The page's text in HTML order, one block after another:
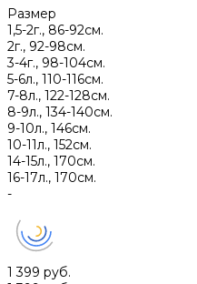
Размер
1,5-2г., 86-92см.
2г., 92-98см.
3-4г., 98-104см.
5-6л., 110-116см.
7-8л., 122-128см.
8-9л., 134-140см.
9-10л., 146см.
10-11л., 152см.
14-15л., 170см.
16-17л., 170см.
-
1 399 руб.